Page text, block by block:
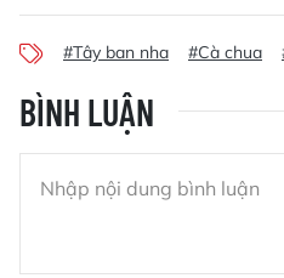
#Tây ban nha #Cà chua
BÌNH LUẬN